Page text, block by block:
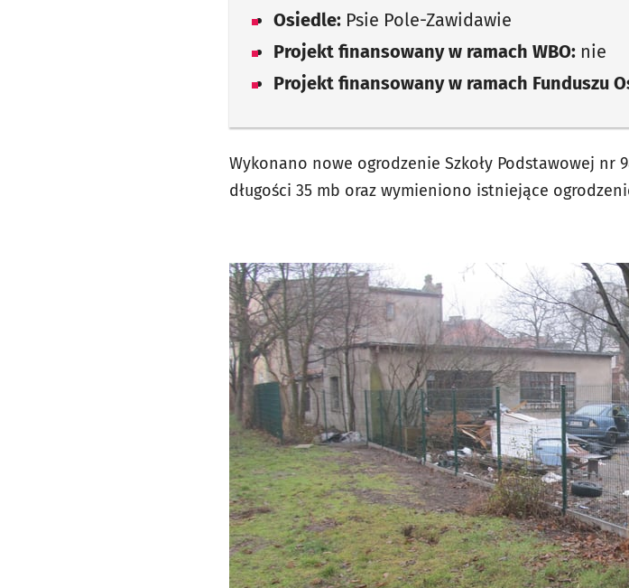
Osiedle: Psie Pole-Zawidawie
Projekt finansowany w ramach WBO: nie
Projekt finansowany w ramach Funduszu
Wykonano nowe ogrodzenie Szkoły Podstawowej nr
długości 35 mb oraz wymieniono istniejące